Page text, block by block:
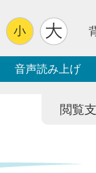
音声読み上げ
閲覧